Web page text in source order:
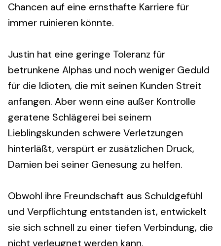
Chancen auf eine ernsthafte Karriere für
immer ruinieren könnte.
Justin hat eine geringe Toleranz für
betrunkene Alphas und noch weniger Geduld
für die Idioten, die mit seinen Kunden Streit
anfangen. Aber wenn eine außer Kontrolle
geratene Schlägerei bei seinem
Lieblingskunden schwere Verletzungen
hinterläßt, verspürt er zusätzlichen Druck,
Damien bei seiner Genesung zu helfen.
Obwohl ihre Freundschaft aus Schuldgefühl
und Verpflichtung entstanden ist, entwickelt
sie sich schnell zu einer tiefen Verbindung, die
nicht verleugnet werden kann.